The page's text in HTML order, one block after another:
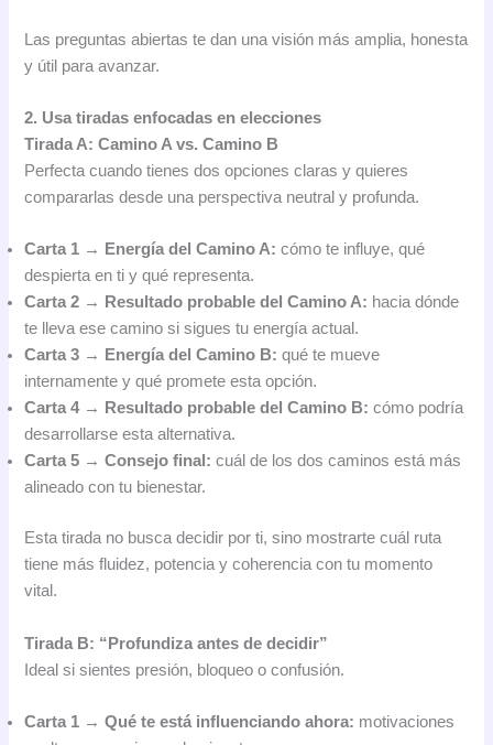
Las preguntas abiertas te dan una visión más amplia, honesta
y útil para avanzar.
2. Usa tiradas enfocadas en elecciones
Tirada A: Camino A vs. Camino B
Perfecta cuando tienes dos opciones claras y quieres
compararlas desde una perspectiva neutral y profunda.
Carta 1 → Energía del Camino A: cómo te influye, qué
despierta en ti y qué representa.
Carta 2 → Resultado probable del Camino A: hacia dónde
te lleva ese camino si sigues tu energía actual.
Carta 3 → Energía del Camino B: qué te mueve
internamente y qué promete esta opción.
Carta 4 → Resultado probable del Camino B: cómo podría
desarrollarse esta alternativa.
Carta 5 → Consejo final: cuál de los dos caminos está más
alineado con tu bienestar.
Esta tirada no busca decidir por ti, sino mostrarte cuál ruta
tiene más fluidez, potencia y coherencia con tu momento
vital.
Tirada B: “Profundiza antes de decidir”
Ideal si sientes presión, bloqueo o confusión.
Carta 1 → Qué te está influenciando ahora: motivaciones